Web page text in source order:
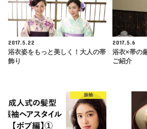
2017.5.22
浴衣姿をもっと美しく！大人の帯
飾り
2017.5.6
浴衣×帯の
ご紹介
振袖